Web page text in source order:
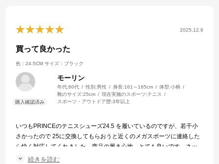
2025.12.6
買って良かった
色：24.5CM サイズ：ブラック
モーリン
年代:60代 性別:男性 身長:161～165cm 体型:小柄
靴のサイズ:25cm 現在実施のスポーツ:テニス
スポーツ・アウトドア歴:3年以上
いつもPRINCEのテニスシューズ24.5 を履いているのですが、若干小
さかったので 25に交換してもらおうと近くのメガスポーツに連絡した
ら快く対応してくれました。商品の履き心地、とても良いです。ネッ
トでの注文も不安がないので、次もメガスポーツを利用したいと思い
続きを読む